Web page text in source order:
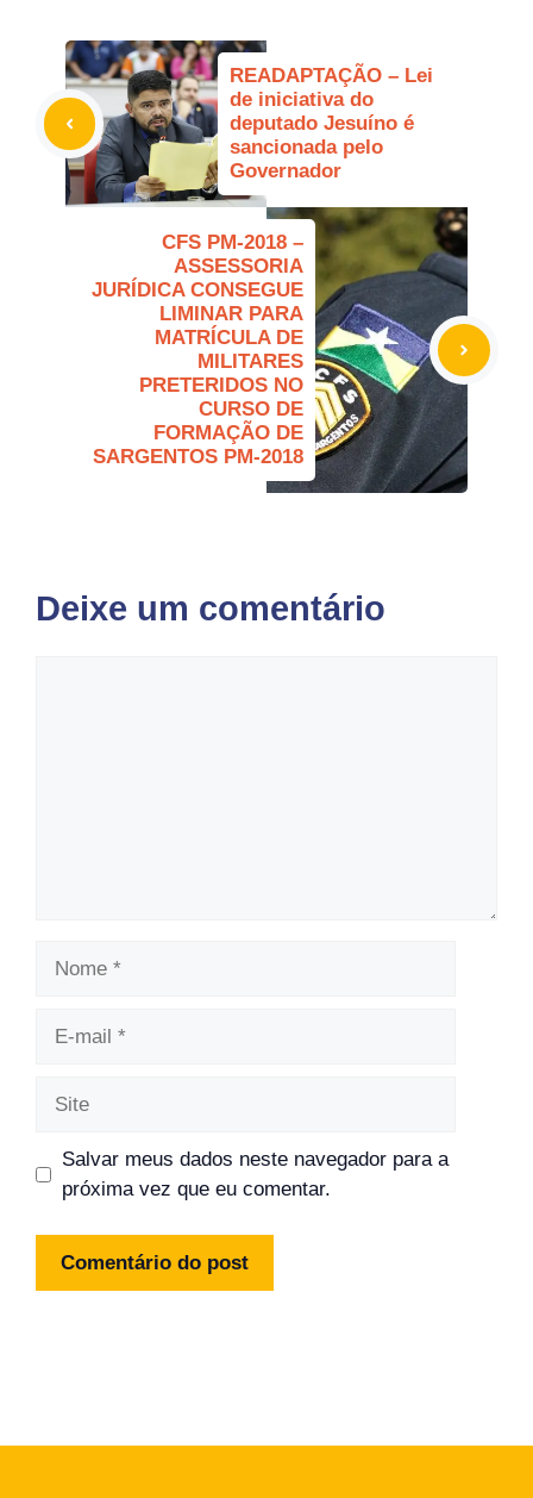
READAPTAÇÃO – Lei
de iniciativa do
deputado Jesuíno é
sancionada pelo
Governador
CFS PM-2018 –
ASSESSORIA
JURÍDICA CONSEGUE
LIMINAR PARA
MATRÍCULA DE
MILITARES
PRETERIDOS NO
CURSO DE
FORMAÇÃO DE
SARGENTOS PM-2018
Deixe um comentário
Salvar meus dados neste navegador para a
próxima vez que eu comentar.